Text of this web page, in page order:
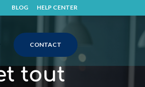
BLOG HELP CENTER
CONTACT
tout